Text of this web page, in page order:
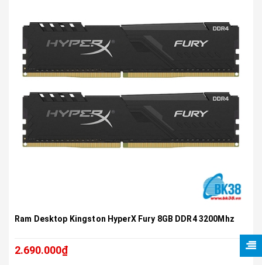
Ram Desktop Kingston HyperX Fury 8GB DDR4 3200Mhz
2.690.000₫